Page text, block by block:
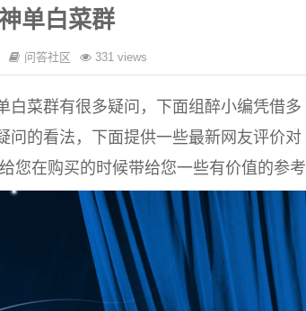
单白菜群
问答社区 331 views
白菜群有很多疑问，下面组醉小编凭借多
问的看法，下面提供一些最新网友评价对
您在购买的时候带给您一些有价值的参考